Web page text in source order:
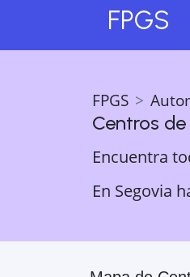
FPGS
FPGS
Centros de
Encuentra
En Segovia